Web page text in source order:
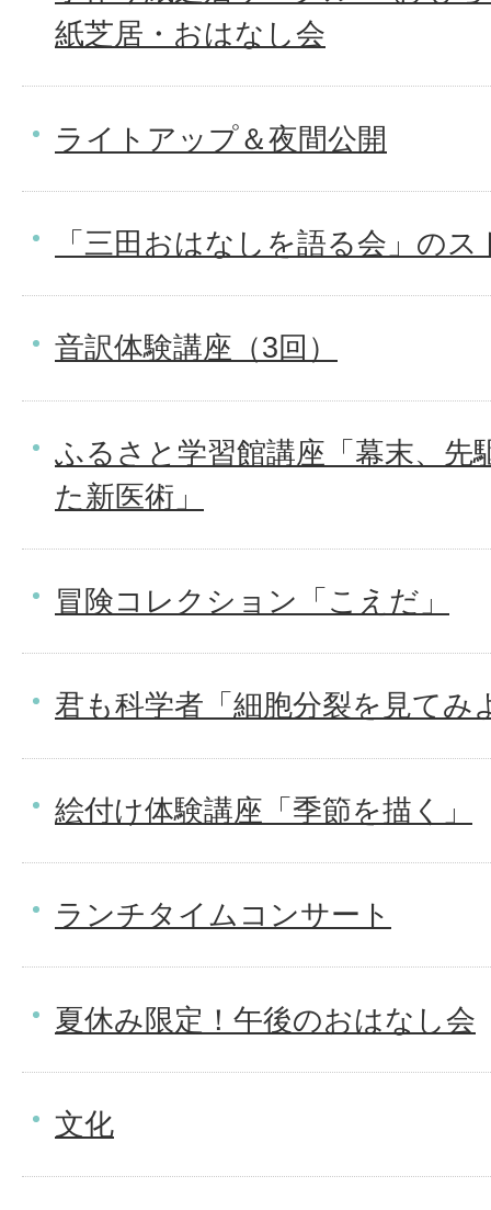
紙芝居・おはなし会
ライトアップ＆夜間公開
「三田おはなしを語る会」の
音訳体験講座（3回）
ふるさと学習館講座「幕末、先
た新医術」
冒険コレクション「こえだ」
君も科学者「細胞分裂を見てみ
絵付け体験講座「季節を描く」
ランチタイムコンサート
夏休み限定！午後のおはなし会
文化